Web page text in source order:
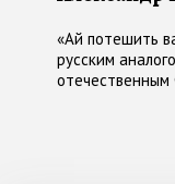
«Ай потешить
русским
отечественным